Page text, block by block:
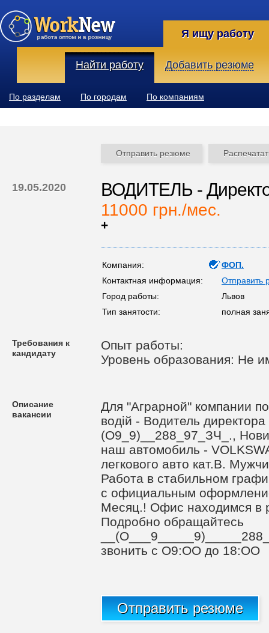
Я ищу работу
Найти работу Добавить резюме
По разделам По городам По компаниям
Отправить резюме
19.05.2020 ВОДИТЕЛЬ -
11000 грн./мес.
+
Компания:
ФОП.
Контактная информация:
Отправить
Город работы:
Львов
Тип занятости:
полная
Требования к
кандидату
Опыт работы:
Уровень образования: Не
Описание
вакансии
Для "Аграрной" компании
водій - Водитель
(О9_9)__288_97_ЗЧ_.,
наш автомобиль -
легкового авто кат.В.
Работа в стабильном
с официальным
Месяц.! Офис находимся в
Пoдpoбнo oбpaщайтесь
звoнить c O9:OO дo 18:OO
Отправить резюме